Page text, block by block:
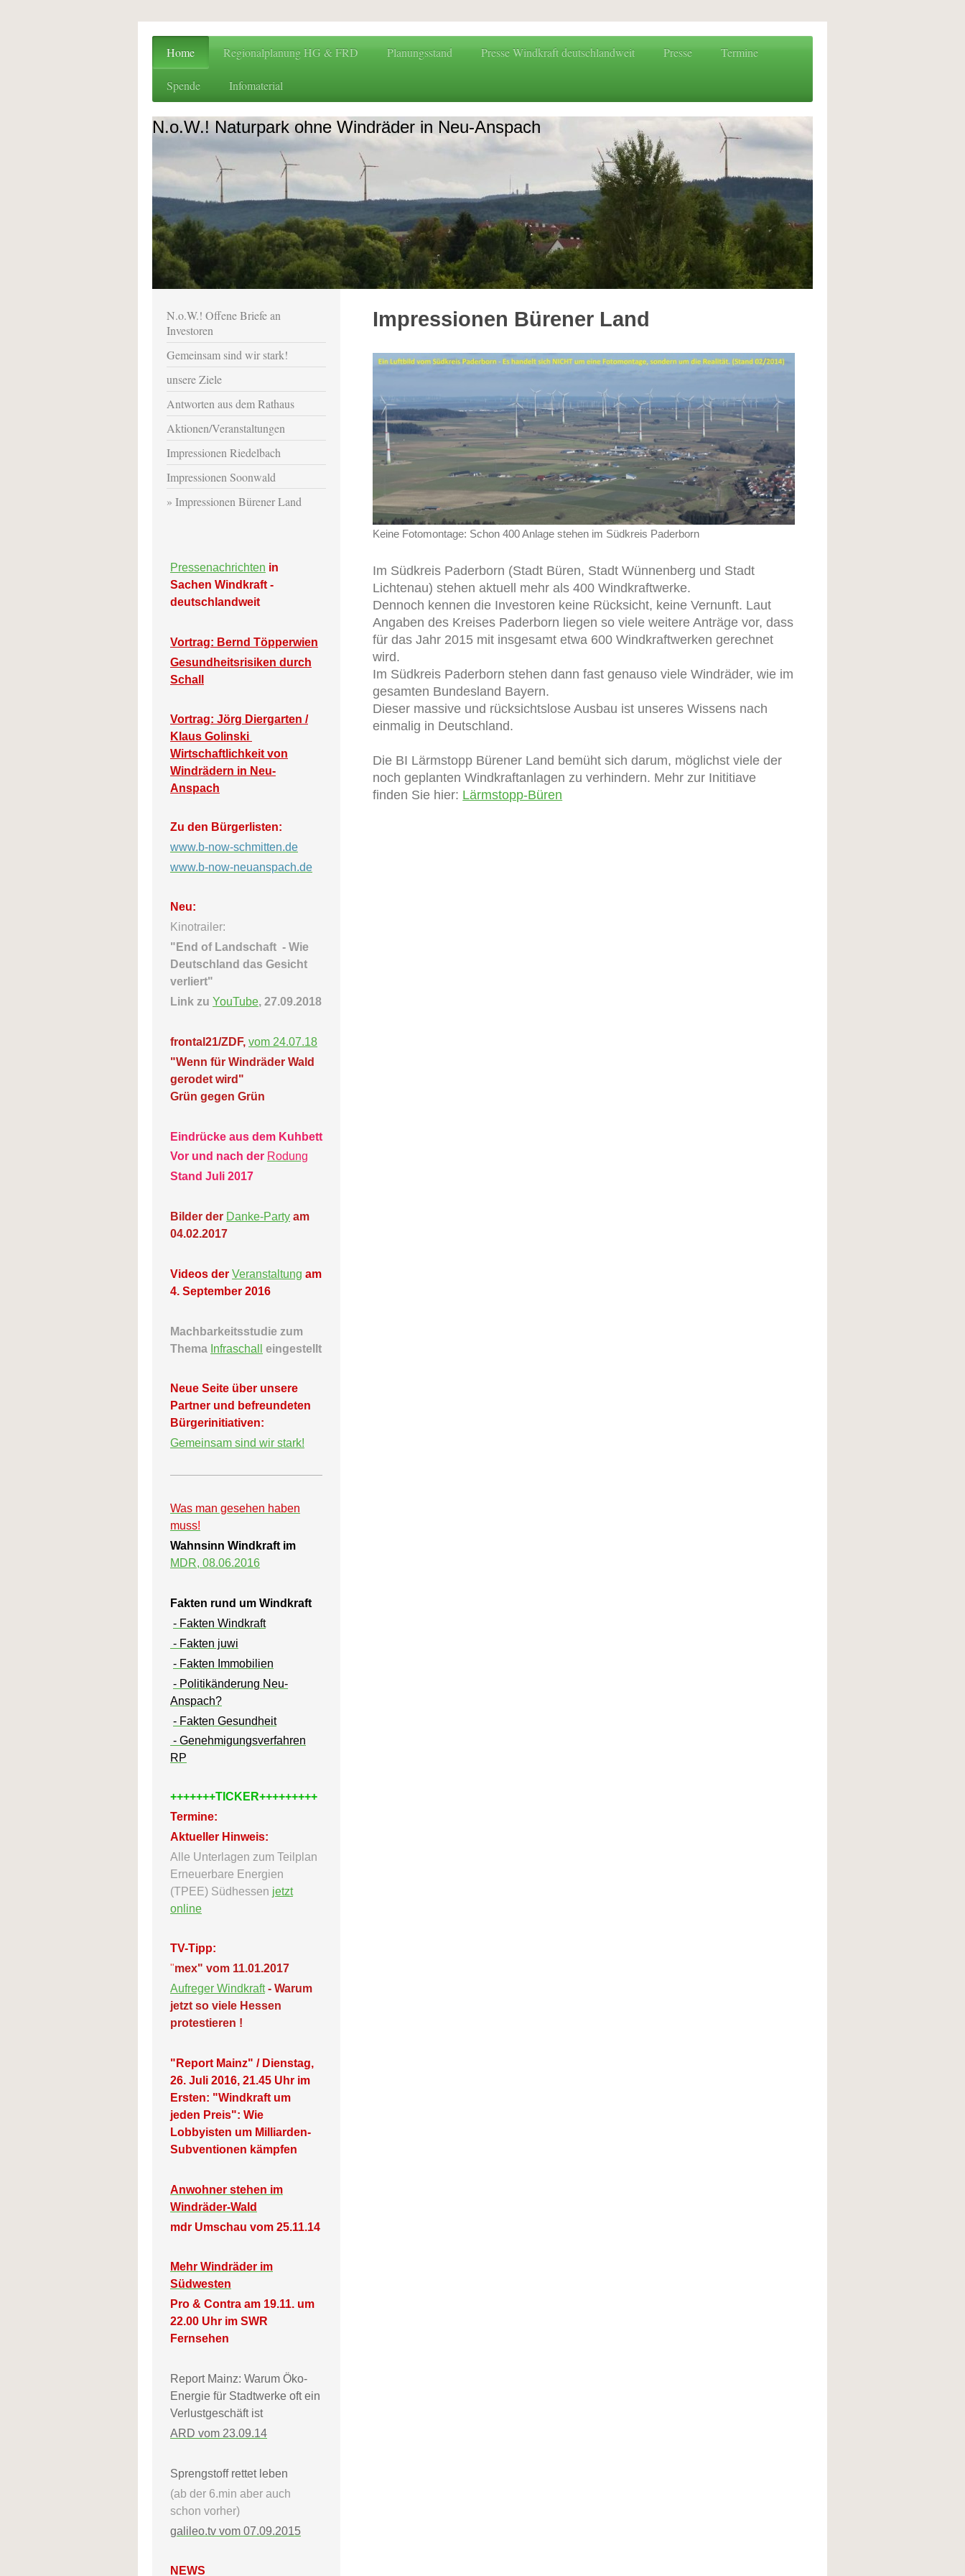
Home Regionalplanung HG & FRD Planungsstand Presse Windkraft deutschlandweit Presse Termine
Spende Infomaterial
N.o.W.! Naturpark ohne Windräder in Neu-Anspach
Impressionen Bürener Land
Keine Fotomontage: Schon 400 Anlage stehen im Südkreis Paderborn
Im Südkreis Paderborn (Stadt Büren, Stadt Wünnenberg und Stadt
Lichtenau) stehen aktuell mehr als 400 Windkraftwerke.
Dennoch kennen die Investoren keine Rücksicht, keine Vernunft. Laut
Angaben des Kreises Paderborn liegen so viele weitere Anträge vor, dass
für das Jahr 2015 mit insgesamt etwa 600 Windkraftwerken gerechnet
wird.
Im Südkreis Paderborn stehen dann fast genauso viele Windräder, wie im
gesamten Bundesland Bayern.
Dieser massive und rücksichtslose Ausbau ist unseres Wissens nach
einmalig in Deutschland.
Die BI Lärmstopp Bürener Land bemüht sich darum, möglichst viele der
noch geplanten Windkraftanlagen zu verhindern. Mehr zur Inititiave
finden Sie hier: Lärmstopp-Büren
N.o.W.! Offene Briefe an
Investoren
Gemeinsam sind wir stark!
unsere Ziele
Antworten aus dem Rathaus
Aktionen/Veranstaltungen
Impressionen Riedelbach
Impressionen Soonwald
Impressionen Bürener Land
Pressenachrichten in
Sachen Windkraft -
deutschlandweit
Vortrag: Bernd Töpperwien
Gesundheitsrisiken durch
Schall
Vortrag: Jörg Diergarten /
Klaus Golinski
Wirtschaftlichkeit von
Windrädern in Neu-
Anspach
Zu den Bürgerlisten:
www.b-now-schmitten.de
www.b-now-neuanspach.de
Neu:
Kinotrailer:
"End of Landschaft - Wie
Deutschland das Gesicht
verliert"
Link zu YouTube, 27.09.2018
frontal21/ZDF, vom 24.07.18
"Wenn für Windräder Wald
gerodet wird"
Grün gegen Grün
Eindrücke aus dem Kuhbett
Vor und nach der Rodung
Stand Juli 2017
Bilder der Danke-Party am
04.02.2017
Videos der Veranstaltung am
4. September 2016
Machbarkeitsstudie zum
Thema Infraschall eingestellt
Neue Seite über unsere
Partner und befreundeten
Bürgerinitiativen:
Gemeinsam sind wir stark!
Was man gesehen haben
muss!
Wahnsinn Windkraft im
MDR, 08.06.2016
Fakten rund um Windkraft
- Fakten Windkraft
- Fakten juwi
- Fakten Immobilien
- Politikänderung Neu-
Anspach?
- Fakten Gesundheit
- Genehmigungsverfahren
RP
+++++++TICKER+++++++++
Termine:
Aktueller Hinweis:
Alle Unterlagen zum Teilplan
Erneuerbare Energien
(TPEE) Südhessen jetzt
online
TV-Tipp:
"mex" vom 11.01.2017
Aufreger Windkraft- Warum
jetzt so viele Hessen
protestieren !
"Report Mainz" / Dienstag,
26. Juli 2016, 21.45 Uhr im
Ersten: "Windkraft um
jeden Preis": Wie
Lobbyisten um Milliarden-
Subventionen kämpfen
Anwohner stehen im
Windräder-Wald
mdr Umschau vom 25.11.14
Mehr Windräder im
Südwesten
Pro & Contra am 19.11. um
22.00 Uhr im SWR
Fernsehen
Report Mainz: Warum Öko-
Energie für Stadtwerke oft ein
Verlustgeschäft ist
ARD vom 23.09.14
Sprengstoff rettet leben
(ab der 6.min aber auch
schon vorher)
galileo.tv vom 07.09.2015
NEWS